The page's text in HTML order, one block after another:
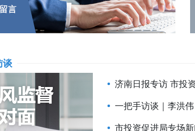
谈
济南日报专访 市投
一把手访谈｜李洪
市投资促进局专场